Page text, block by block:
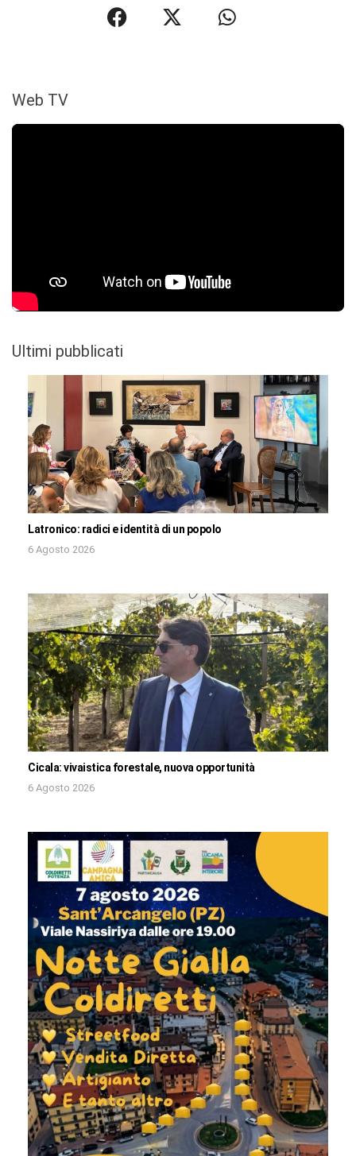
Web TV
Ultimi pubblicati
Latronico: radici e identità di un popolo
6 Agosto 2026
Cicala: vivaistica forestale, nuova opportunità
6 Agosto 2026